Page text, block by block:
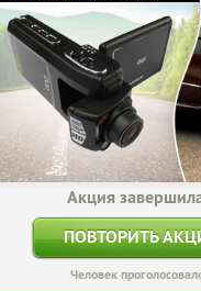
Акция
ПОВТОРИТЬ
Человек